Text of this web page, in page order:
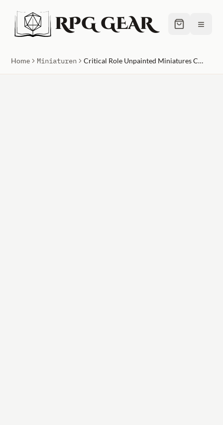
RPG GEAR ≡
Home Miniaturen Critical Role Unpainted Miniatures Core Spawn Emissary and Seer Case (2)